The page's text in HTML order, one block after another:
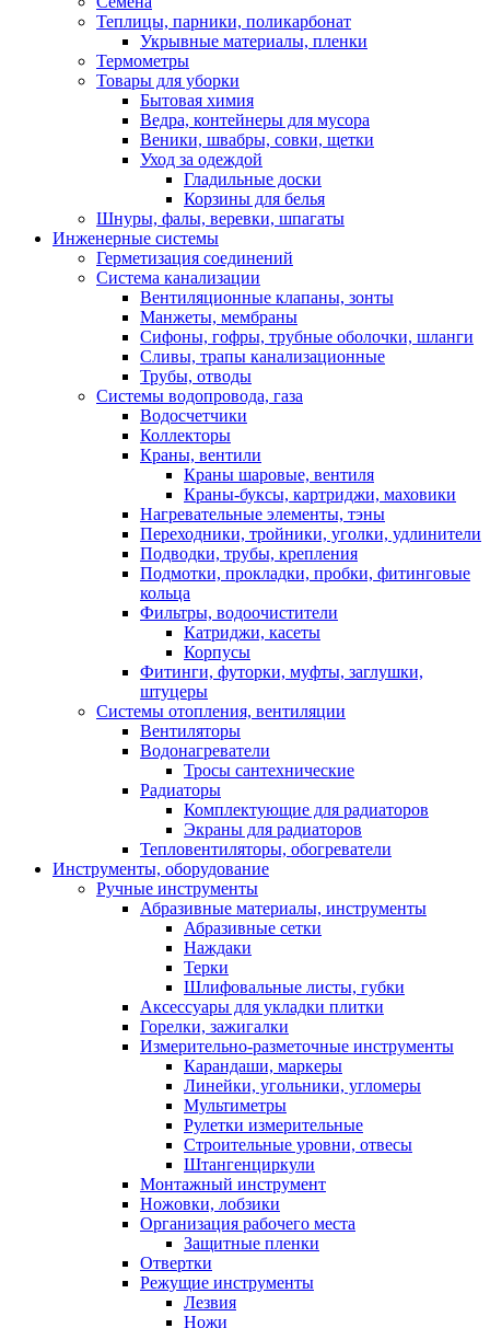
Теплицы, парники, поликарбонат
Укрывные материалы, пленки
Термометры
Товары для уборки
Бытовая химия
Ведра, контейнеры для мусора
Веники, швабры, совки, щетки
Уход за одеждой
Гладильные доски
Корзины для белья
Шнуры, фалы, веревки, шпагаты
Инженерные системы
Герметизация соединений
Система канализации
Вентиляционные клапаны, зонты
Манжеты, мембраны
Сифоны, гофры, трубные оболочки, шланги
Сливы, трапы канализационные
Трубы, отводы
Системы водопровода, газа
Водосчетчики
Коллекторы
Краны, вентили
Краны шаровые, вентиля
Краны-буксы, картриджи, маховики
Нагревательные элементы, тэны
Переходники, тройники, уголки, удлинители
Подводки, трубы, крепления
Подмотки, прокладки, пробки, фитинговые
кольца
Фильтры, водоочистители
Катриджи, касеты
Корпусы
Фитинги, футорки, муфты, заглушки,
штуцеры
Системы отопления, вентиляции
Вентиляторы
Водонагреватели
Тросы сантехнические
Радиаторы
Комплектующие для радиаторов
Экраны для радиаторов
Тепловентиляторы, обогреватели
Инструменты, оборудование
Ручные инструменты
Абразивные материалы, инструменты
Абразивные сетки
Наждаки
Терки
Шлифовальные листы, губки
Аксессуары для укладки плитки
Горелки, зажигалки
Измерительно-разметочные инструменты
Карандаши, маркеры
Линейки, угольники, угломеры
Мультиметры
Рулетки измерительные
Строительные уровни, отвесы
Штангенциркули
Монтажный инструмент
Ножовки, лобзики
Организация рабочего места
Защитные пленки
Отвертки
Режущие инструменты
Лезвия
Ножи